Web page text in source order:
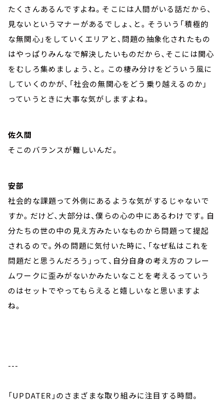
たくさんあるんですよね。そこには人間がいる話だから、
見ないというマナーがあるでしょ、と。そういう「積極的
な無関心」をしていくエリアと、問題の抽象化されたもの
はやっぱりみんなで解決したいものだから、そこには関心
をむしろ集めましょう、と。この棲み分けをどういう風に
していくのかが、「社会の無関心をどう乗り越えるのか」
っていうときに大事な気がしますよね。
佐久間
そこのバランスが難しいんだ。
安部
社会的な課題って外側にあるような気がするじゃないで
すか。だけど、大部分は、僕らの心の中にあるわけです。自
分たちの世の中の見え方みたいなものから問題って提起
されるので。外の問題に気付いた時に、「なぜ私はこれを
問題だと思うんだろう」って、自分自身の考え方のフレー
ムワークに歪みがないかみたいなことを考えるっていう
のはセットでやってもらえると嬉しいなと思いますよ
ね。
---
「UPDATER」のさまざまな取り組みに注目する時間。